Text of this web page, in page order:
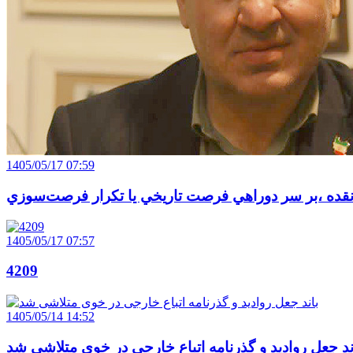
1405/05/17 07:59
نقده ،بر سر دوراهي فرصت تاريخي يا تکرار فرصت‌سوزي
1405/05/17 07:57
4209
1405/05/14 14:52
جعل روادید و گذرنامه اتباع خارجی در خوی متلاشی شد